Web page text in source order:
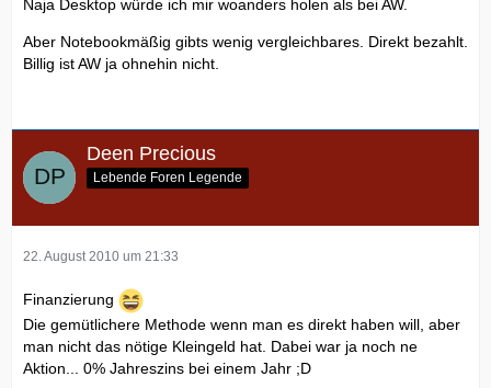
Naja Desktop würde ich mir woanders holen als bei AW.
Aber Notebookmäßig gibts wenig vergleichbares. Direkt bezahlt.
Billig ist AW ja ohnehin nicht.
Deen Precious
Lebende Foren Legende
22. August 2010 um 21:33
Finanzierung
Die gemütlichere Methode wenn man es direkt haben will, aber
man nicht das nötige Kleingeld hat. Dabei war ja noch ne
Aktion... 0% Jahreszins bei einem Jahr ;D